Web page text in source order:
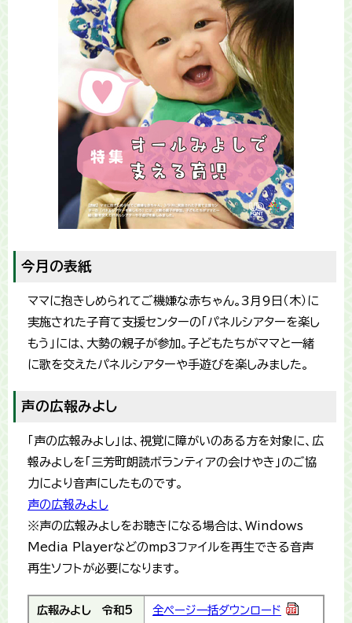
今月の表紙
ママに抱きしめられてご機嫌な赤ちゃん。3月9日（木）に
実施された子育て支援センターの「パネルシアターを楽し
もう」には、大勢の親子が参加。子どもたちがママと一緒
に歌を交えたパネルシアターや手遊びを楽しみました。
声の広報みよし
「声の広報みよし」は、視覚に障がいのある方を対象に、広
報みよしを「三芳町朗読ボランティアの会けやき」のご協
力により音声にしたものです。
声の広報みよし
※声の広報みよしをお聴きになる場合は、Windows
Media Playerなどのmp3ファイルを再生できる音声
再生ソフトが必要になります。
広報みよし 令和5
全ページ一括ダウンロード